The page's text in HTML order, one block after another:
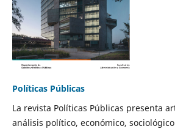
Políticas Públicas
La revista Políticas Públicas presenta
análisis político, económico,